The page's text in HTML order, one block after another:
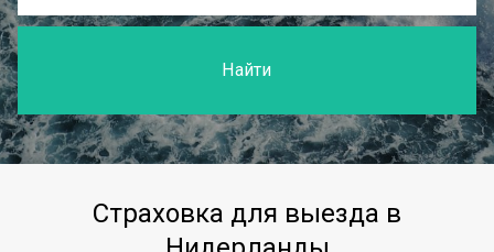
Найти
Страховка для выезда в